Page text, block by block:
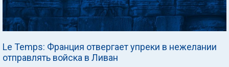
Le Temps: Франция отвергает упреки в нежелании
отправлять войска в Ливан